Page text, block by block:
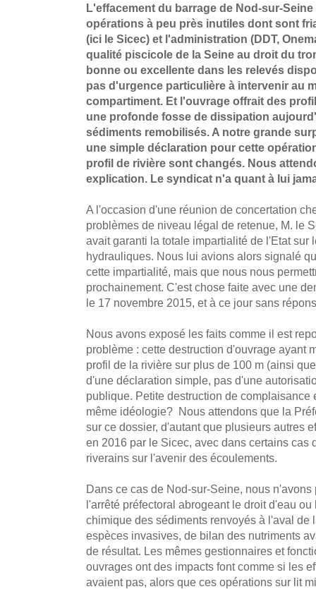
L'effacement du barrage de Nod-sur-
opérations à peu près inutiles dont sont
(ici le Sicec) et l'administration (DDT,
qualité piscicole de la Seine au droit du
bonne ou excellente dans les relevés
pas d'urgence particulière à intervenir au
compartiment. Et l'ouvrage offrait des
une profonde fosse de dissipation
sédiments remobilisés. A notre grande
une simple déclaration pour cette
profil de rivière sont changés. Nous
explication. Le syndicat n'a quant à lui
A l'occasion d'une réunion de concertation
problèmes de niveau légal de retenue, M. le
avait garanti la totale impartialité de l'Etat sur
hydrauliques. Nous lui avions alors signalé
cette impartialité, mais que nous nous
prochainement. C'est chose faite avec une
le 17 novembre 2015, et à ce jour sans
Nous avons exposé les faits comme il est
problème : cette destruction d'ouvrage ayant
profil de la rivière sur plus de 100 m (ainsi
d'une déclaration simple, pas d'une
publique. Petite destruction de complaisance
même idéologie? Nous attendons que la
sur ce dossier, d'autant que plusieurs autres
en 2016 par le Sicec, avec dans certains cas
riverains sur l'avenir des écoulements.
Dans ce cas de Nod-sur-Seine, nous
l'arrêté préfectoral abrogeant le droit d'eau
chimique des sédiments renvoyés à l'aval de
espèces invasives, de bilan des nutriments
de résultat. Les mêmes gestionnaires et
ouvrages ont des impacts font comme si les
avaient pas, alors que ces opérations sur lit